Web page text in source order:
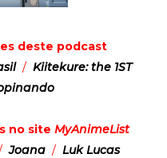
deste podcast
/ Kiitekure: the 1ST
no site MyAnimeList
Joana/ Luk Lucas